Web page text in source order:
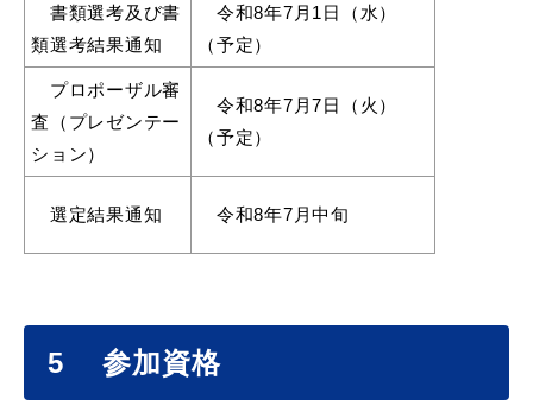
移住・出会い応援（はまだ暮らし）
書類選考及び書
類選考結果通知
令和8年7月1日（水）
（予定）
プロポーザル審
査（プレゼンテー
ション）
令和8年7月7日（火）
（予定）
選定結果通知 令和8年7月中旬
5 参加資格